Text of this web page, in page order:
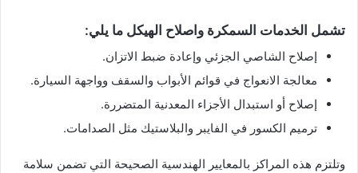
تشمل الخدمات السمكرة واصلاح الهيكل ما يلي:
إصلاح الشاصي الجزئي وإعادة ضبط الاتزان.
معالجة الانعواج في قوائم الأبواب والسقف وواجهة السيارة.
إصلاح أو استبدال الأجزاء المعدنية المتضررة.
ترميم الكسور في الفايبر والبلاستيك مثل الصدامات.
وتلتزم هذه المراكز بالمعايير الهندسية الصحيحة التي تضمن سلامة